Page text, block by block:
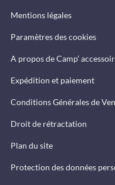
Mentions légales
Paramètres des cookies
A propos de Camp’
Expédition et paiement
Conditions Générales de
Droit de rétractation
Plan du site
Protection des données